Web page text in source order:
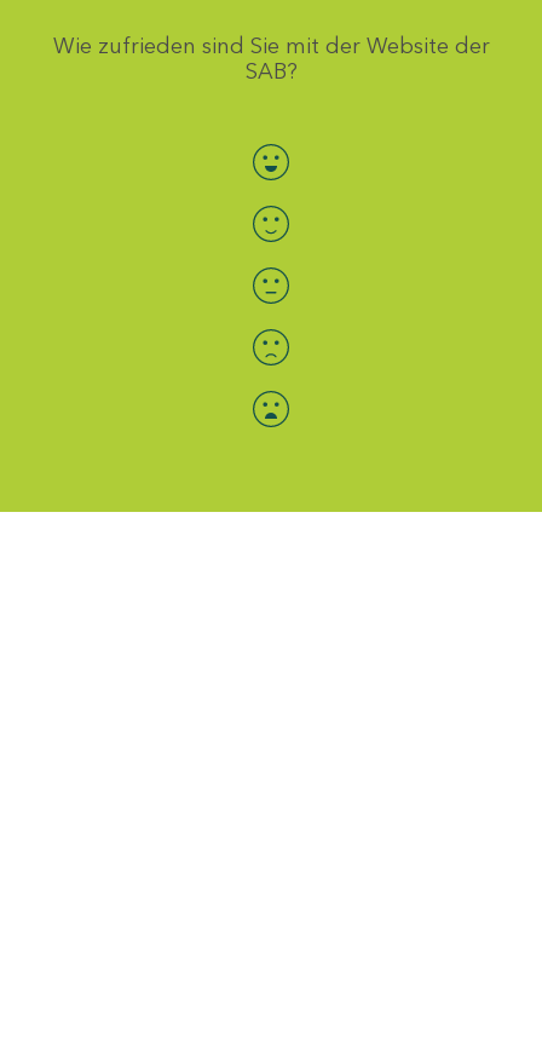
Wie zufrieden sind Sie mit der Website der
SAB?
Bewertung auswählen